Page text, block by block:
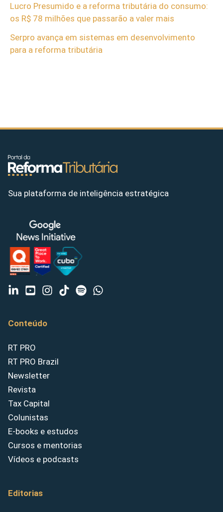
Lucro Presumido e a reforma tributária do consumo:
os R$ 78 milhões que passarão a valer mais
Serpro avança em sistemas em desenvolvimento
para a reforma tributária
Sua plataforma de inteligência estratégica
Conteúdo
RT PRO
RT PRO Brazil
Newsletter
Revista
Tax Capital
Colunistas
E-books e estudos
Cursos e mentorias
Vídeos e podcasts
Editorias